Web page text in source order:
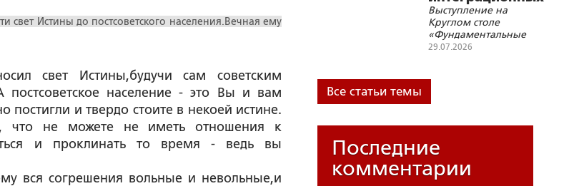
Истины до постсоветского населения.Вечная ему
свет Истины,будучи сам советским
население - это Вы и вам
и твердо стоите в некоей истине.
что не можете не иметь отношения к
и проклинать то время - ведь вы
вся согрешения вольные и невольные,и
процессах
Союзного
государства
Выступление на
Круглом столе
«Фундаментальные
основы Союзного
геополитические
29.07.2026
Все статьи темы
Последние
комментарии